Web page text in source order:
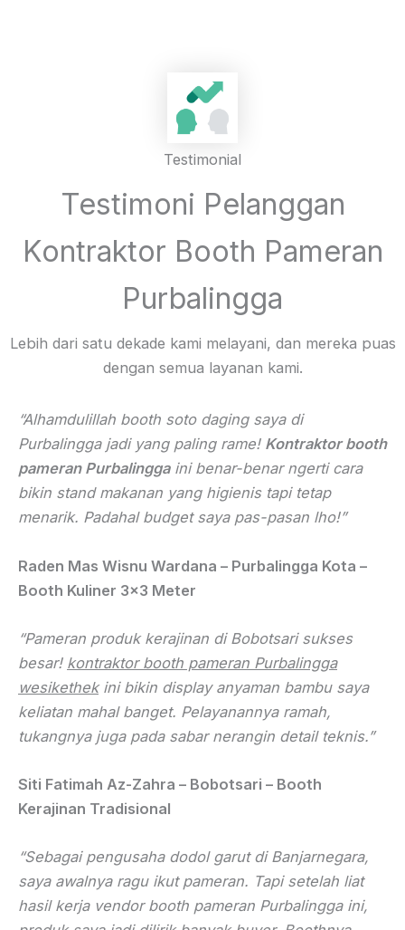
Testimonial
Testimoni Pelanggan
Kontraktor Booth Pameran
Purbalingga
Lebih dari satu dekade kami melayani, dan mereka puas
dengan semua layanan kami.
“Alhamdulillah booth soto daging saya di
Purbalingga jadi yang paling rame! Kontraktor booth
pameran Purbalinggaini benar-benar ngerti cara
bikin stand makanan yang higienis tapi tetap
menarik. Padahal budget saya pas-pasan lho!”
Raden Mas Wisnu Wardana – Purbalingga Kota –
Booth Kuliner 3×3 Meter
“Pameran produk kerajinan di Bobotsari sukses
besar! kontraktor booth pameran Purbalingga
wesikethekini bikin display anyaman bambu saya
keliatan mahal banget. Pelayanannya ramah,
tukangnya juga pada sabar nerangin detail teknis.”
Siti Fatimah Az-Zahra – Bobotsari – Booth
Kerajinan Tradisional
“Sebagai pengusaha dodol garut di Banjarnegara,
saya awalnya ragu ikut pameran. Tapi setelah liat
hasil kerja vendor booth pameran Purbalinggaini,